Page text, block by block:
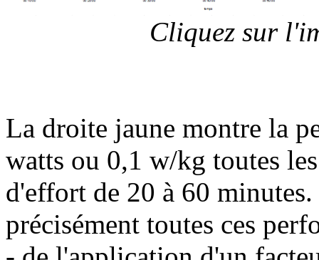
Cliquez sur
La droite jaune montre la
watts ou 0,1 w/kg toutes
d'effort de 20 à 60
précisément toutes ces